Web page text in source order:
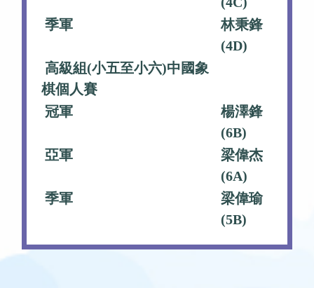
季軍
林秉鋒
(4D)
高級組(小五至小六)中國象
棋個人賽
冠軍
楊澤鋒
(6B)
亞軍
梁偉杰
(6A)
季軍
梁偉瑜
(5B)